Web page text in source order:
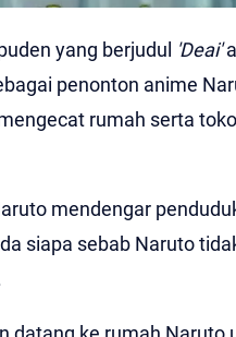
yang berjudul 'Deai'
penonton anime
rumah serta
mendengar
siapa sebab Naruto